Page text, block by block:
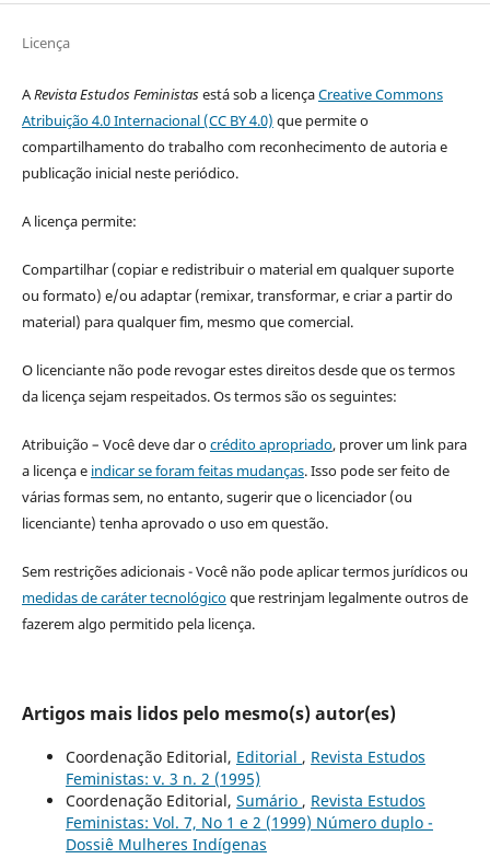
Licença
ARevista Estudos Feministasestá sob a licençaCreative Commons
Atribuição 4.0 Internacional (CC BY 4.0) que permite o
compartilhamento do trabalho com reconhecimento de autoria e
publicação inicial neste periódico.
A licença permite:
Compartilhar (copiar e redistribuir o material em qualquer suporte
ou formato) e/ou adaptar (remixar, transformar, e criar a partir do
material) para qualquer fim, mesmo que comercial.
O licenciante não pode revogar estes direitos desde que os termos
da licença sejam respeitados. Os termos são os seguintes:
Atribuição – Você deve dar ocrédito apropriado, prover um link para
a licença e indicar se foram feitas mudanças. Isso pode ser feito de
várias formas sem, no entanto, sugerir que o licenciador (ou
licenciante) tenha aprovado o uso em questão.
Sem restrições adicionais - Você não pode aplicar termos jurídicos ou
medidas de caráter tecnológicoque restrinjam legalmente outros de
fazerem algo permitido pela licença.
Artigos mais lidos pelo mesmo(s) autor(es)
Coordenação Editorial, Editorial , Revista Estudos
Feministas: v. 3 n. 2 (1995)
Coordenação Editorial, Sumário , Revista Estudos
Feministas: Vol. 7, No 1 e 2 (1999) Número duplo -
Dossiê Mulheres Indígenas